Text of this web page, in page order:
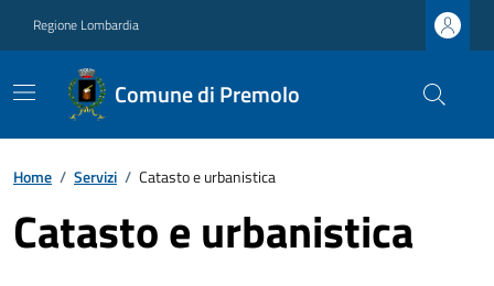
Regione Lombardia
Comune di Premolo
Home / Servizi / Catasto e urbanistica
Catasto e urbanistica